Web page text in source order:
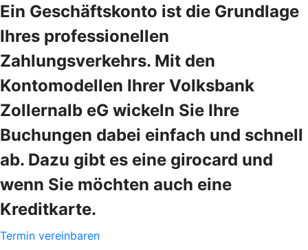
Ein Geschäftskonto ist die Grundlage
Ihres professionellen
Zahlungsverkehrs. Mit den
Kontomodellen Ihrer Volksbank
Zollernalb eG wickeln Sie Ihre
Buchungen dabei einfach und schnell
ab. Dazu gibt es eine girocard und
wenn Sie möchten auch eine
Kreditkarte.
Termin vereinbaren